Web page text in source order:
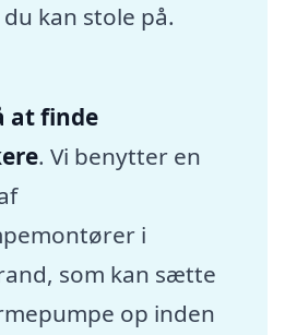
kan stole på.
at finde
. Vi benytter en
i
som kan sætte
op inden